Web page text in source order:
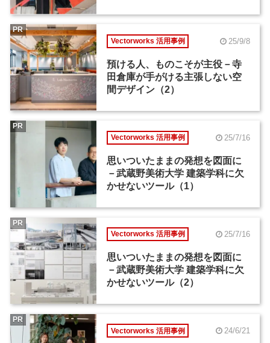
Vectorworks 活用事例 25/9/8
預ける人、ものこそが主役－寺
田倉庫が手がける主張しない空
間デザイン（2）
PR
Vectorworks 活用事例 25/7/16
思いついたままの発想を図面に
－武蔵野美術大学 建築学科に欠
かせないツール（1）
PR
Vectorworks 活用事例 25/7/16
思いついたままの発想を図面に
－武蔵野美術大学 建築学科に欠
かせないツール（2）
PR
Vectorworks 活用事例 24/6/21
PR